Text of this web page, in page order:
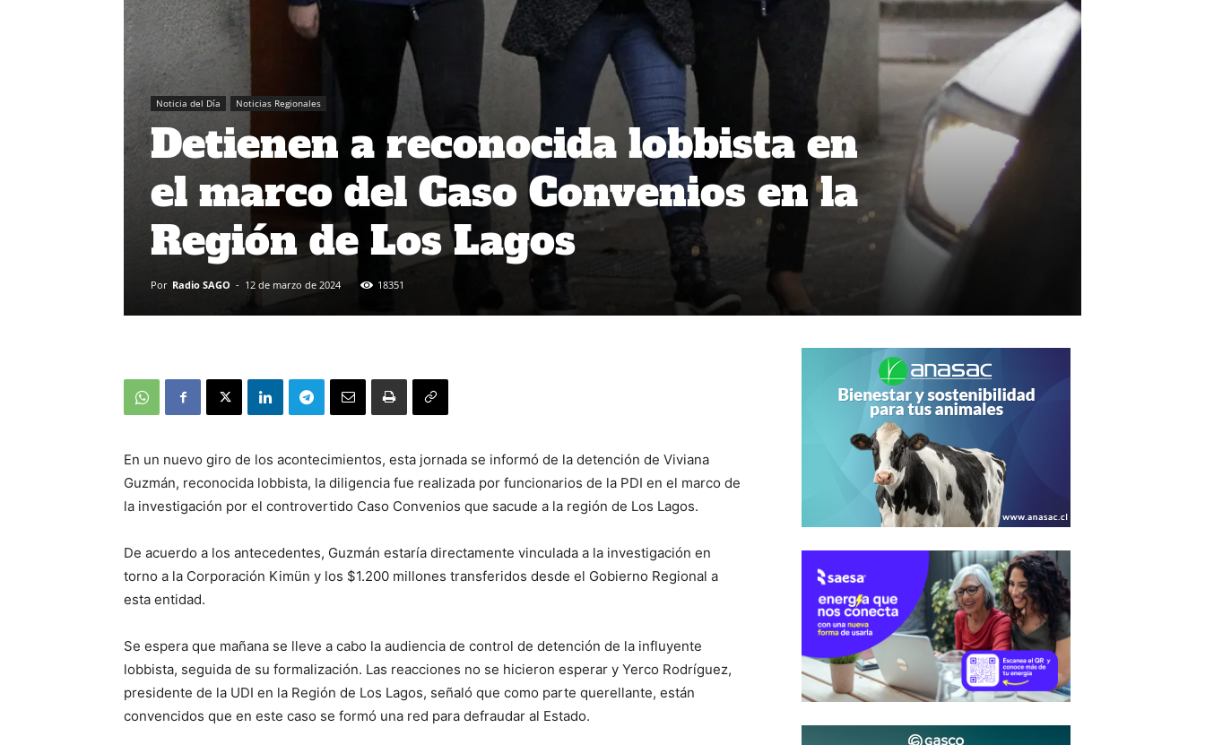
Noticia del Día Noticias Regionales
Detienen a reconocida lobbista en
el marco del Caso Convenios en la
Región de Los Lagos
Por Radio SAGO - 12 de marzo de 2024 18351
En un nuevo giro de los acontecimientos, esta jornada se informó de la detención de Viviana
Guzmán, reconocida lobbista, la diligencia fue realizada por funcionarios de la PDI en el marco de
la investigación por el controvertido Caso Convenios que sacude a la región de Los Lagos.
De acuerdo a los antecedentes, Guzmán estaría directamente vinculada a la investigación en
torno a la Corporación Kimün y los $1.200 millones transferidos desde el Gobierno Regional a
esta entidad.
Se espera que mañana se lleve a cabo la audiencia de control de detención de la influyente
lobbista, seguida de su formalización. Las reacciones no se hicieron esperar y Yerco Rodríguez,
presidente de la UDI en la Región de Los Lagos, señaló que como parte querellante, están
convencidos que en este caso se formó una red para defraudar al Estado.